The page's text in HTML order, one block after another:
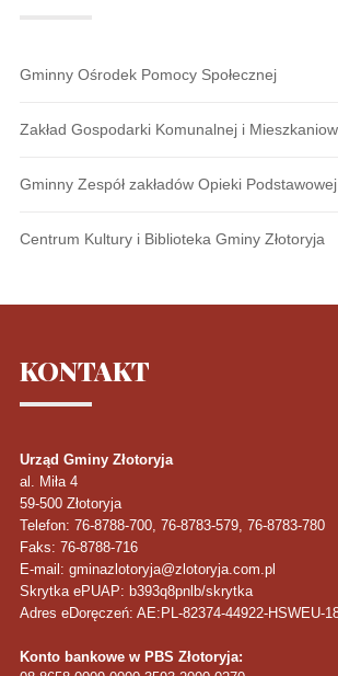
Gminny Ośrodek Pomocy Społecznej
Zakład Gospodarki Komunalnej i
Gminny Zespół zakładów Opieki Podstawowej
Centrum Kultury i Biblioteka Gminy Złotoryja
KONTAKT
Urząd Gminy Złotoryja
al. Miła 4
59-500 Złotoryja
Telefon: 76-8788-700, 76-8783-579, 76-8783-780
Faks: 76-8788-716
E-mail: gminazlotoryja@zlotoryja.com.pl
Skrytka ePUAP: b393q8pnlb/skrytka
Adres eDoręczeń: AE:PL-82374-44922-HSWEU-
Konto bankowe w PBS Złotoryja: